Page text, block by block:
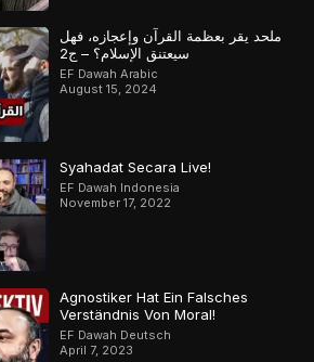
ملحد يقر بعظمة القرآن وإعجازه، فهل
سيعتنق الإسلام؟ – ج2
EF Dawah Arabic
August 15, 2024
Syahadat Secara Live!
EF Dawah Indonesia
November 17, 2022
Agnostiker Hat Ein Falsches
Verständnis Von Moral!
EF Dawah Deutsch
April 7, 2023